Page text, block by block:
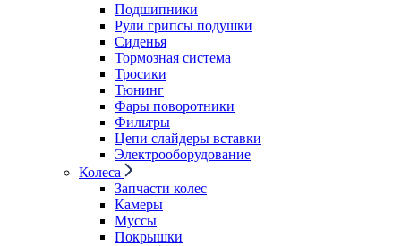
Подшипники
Рули грипсы подушки
Сиденья
Тормозная система
Тросики
Тюнинг
Фары поворотники
Фильтры
Цепи слайдеры вставки
Электрооборудование
Колеса
Запчасти колес
Камеры
Муссы
Покрышки